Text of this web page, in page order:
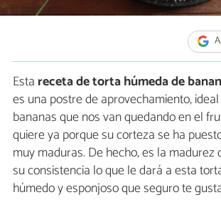
Esta receta de torta húmeda de
es una postre de aprovechamiento,
bananas que nos van quedando en el
quiere ya porque su corteza se ha
muy maduras. De hecho, es la madurez
su consistencia lo que le dará a esta
húmedo y esponjoso que seguro te